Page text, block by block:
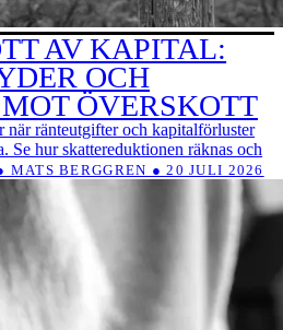
AV KAPITAL:
OCH
ÖVERSKOTT
när ränteutgifter och kapitalförluster
Se hur skattereduktionen räknas och
MATS BERGGREN ● 20 JULI 2026